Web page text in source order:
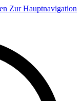
Zur Hauptnavigation